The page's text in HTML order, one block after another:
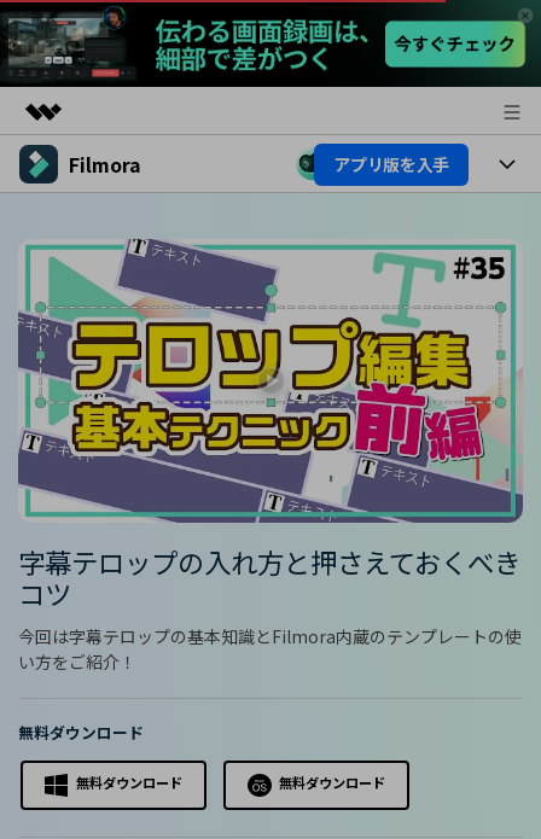
製品
ユーティリティ
ソリューション
企業情報
プラン＆価格
サポート
Filmora アプリ版を入手
プラットフォーム
製品機能
AI機能
AIヒント
活用法
Filmoraのユーザー層
ビデオソリューション
動画編集関連知識
動画編集のコツ
カスタマーサポート
ブランド紹介
購入する ログイン
検索
字幕テロップの入れ方と押さえておくべき
コツ
今回は字幕テロップの基本知識とFilmora内蔵のテンプレートの使
い方をご紹介！
無料ダウンロード
無料ダウンロード 無料ダウンロード